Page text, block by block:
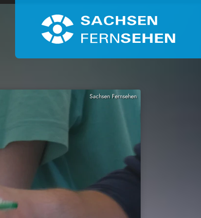
Sachsen Fernsehen